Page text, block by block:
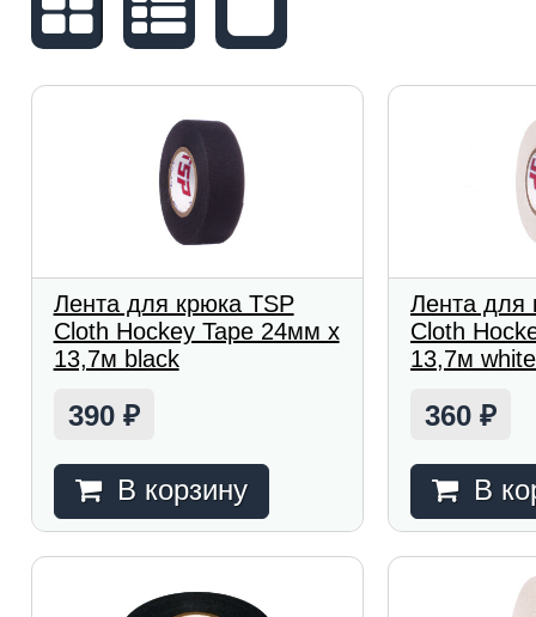
Лента для крюка TSP
Cloth Hockey Tape 24мм x
13,7м black
390 ₽
В корзину
Лента для
Cloth
13,7м white
360₽
В